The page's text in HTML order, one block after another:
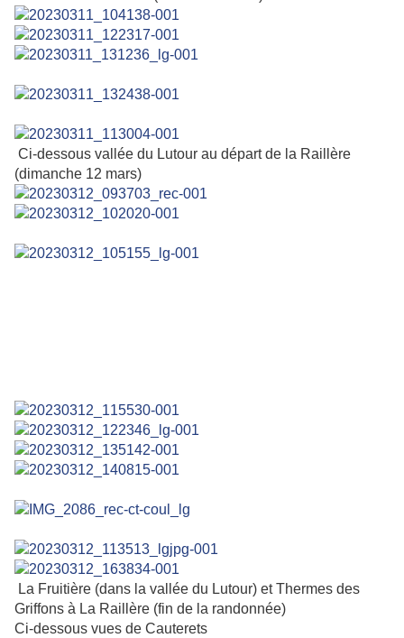
Ci-dessous vallée du Lutour au départ de la Raillère
(dimanche 12 mars)
La Fruitière (dans la vallée du Lutour) et Thermes des
Griffons à La Raillère (fin de la randonnée)
Ci-dessous vues de Cauterets